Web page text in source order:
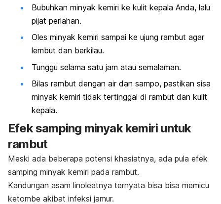
Bubuhkan minyak kemiri ke kulit kepala Anda, lalu
pijat perlahan.
Oles minyak kemiri sampai ke ujung rambut agar
lembut dan berkilau.
Tunggu selama satu jam atau semalaman.
Bilas rambut dengan air dan sampo, pastikan sisa
minyak kemiri tidak tertinggal di rambut dan kulit
kepala.
Efek samping minyak kemiri untuk
rambut
Meski ada beberapa potensi khasiatnya, ada pula efek
samping minyak kemiri pada rambut.
Kandungan asam linoleatnya ternyata bisa bisa memicu
ketombe akibat infeksi jamur.